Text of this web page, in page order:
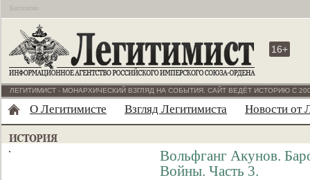
Бесплатно
16+
ЛЕГИТИМИСТ - МОНАРХИЧЕСКИЙ ВЗГЛЯД НА СОБЫТИЯ. САЙТ ВЕДЁТ ИСТОРИЮ С
О Легитимисте Взгляд Легитимиста Новости от
Вольфганг Акунов.
Войны. Часть 3.